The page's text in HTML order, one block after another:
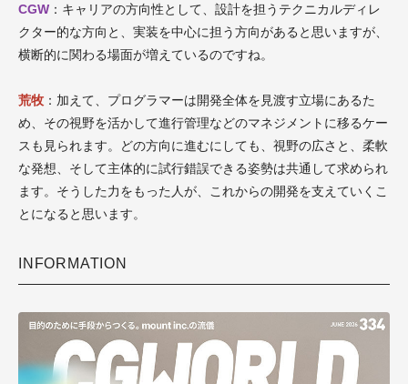
CGW ：キャリアの方向性として、設計を担うテクニカルディレ
クター的な方向と、実装を中心に担う方向があると思いますが、
横断的に関わる場面が増えているのですね。
荒牧 ：加えて、プログラマーは開発全体を見渡す立場にあるた
め、その視野を活かして進行管理などのマネジメントに移るケー
スも見られます。どの方向に進むにしても、視野の広さと、柔軟
な発想、そして主体的に試行錯誤できる姿勢は共通して求められ
ます。そうした力をもった人が、これからの開発を支えていくこ
とになると思います。
INFORMATION